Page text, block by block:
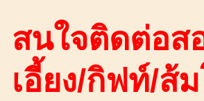
สนใจติดต่อส
เอี้ยง/กิฟท์/ส้